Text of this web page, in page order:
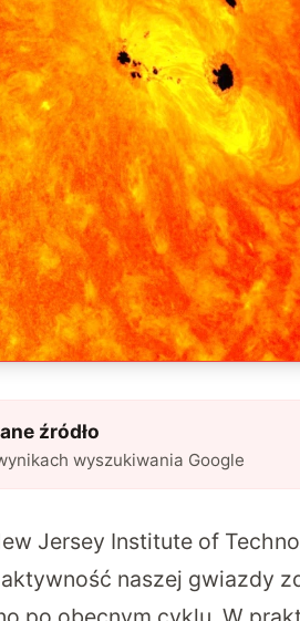
źródło
wyszukiwania Google
Jersey Institute of
naszej gwiazdy